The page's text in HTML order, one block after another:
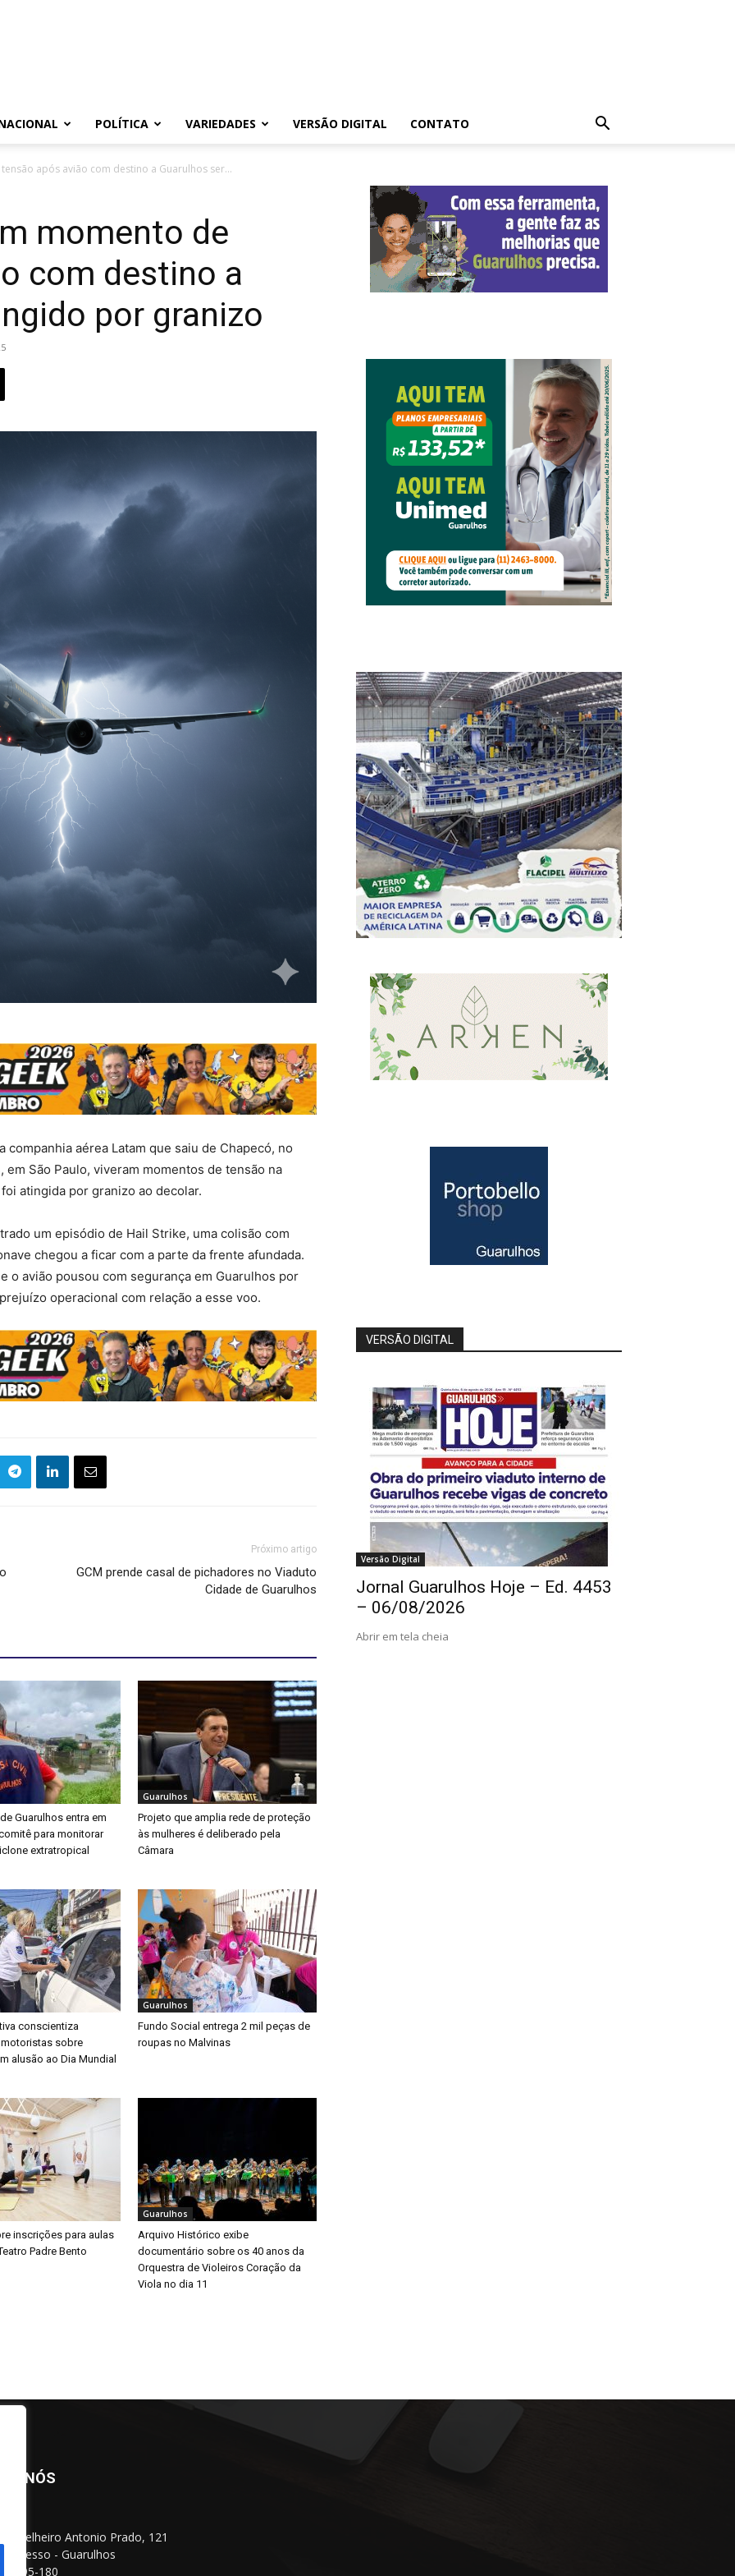
POLÍTICA VARIEDADES VERSÃO DIGITAL CONTATO
após avião com destino a Guarulhos ser...
momento de
com destino a
por granizo
companhia aérea Latam que saiu de Chapecó, no
São Paulo, viveram momentos de tensão na
atingida por granizo ao decolar.
um episódio de Hail Strike, uma colisão com
chegou a ficar com a parte da frente afundada.
o avião pousou com segurança em Guarulhos por
operacional com relação a esse voo.
Próximo artigo
GCM prende casal de pichadores no Viaduto
Cidade de Guarulhos
Guarulhos entra em
para monitorar
extratropical
Guarulhos
Projeto que amplia rede de proteção
às mulheres é deliberado pela
Câmara
conscientiza
sobre
alusão ao Dia Mundial
Guarulhos
Fundo Social entrega 2 mil peças de
roupas no Malvinas
inscrições para aulas
Padre Bento
Guarulhos
Arquivo Histórico exibe
documentário sobre os 40 anos da
Orquestra de Violeiros Coração da
Viola no dia 11
VERSÃO DIGITAL
Versão Digital
Jornal Guarulhos Hoje – Ed. 4453
– 06/08/2026
Abrir em tela cheia
NÓS
Antonio Prado, 121
- Guarulhos
07095-180